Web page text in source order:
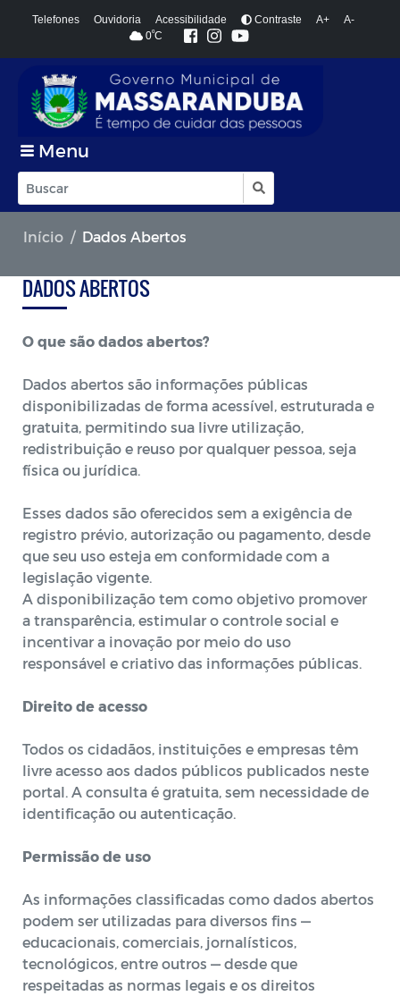
Telefones Ouvidoria Acessibilidade Contraste A+
A-
0ºC
Menu
Início Dados Abertos
DADOS ABERTOS
O que são dados abertos?
Dados abertos são informações públicas
disponibilizadas de forma acessível, estruturada e
gratuita, permitindo sua livre utilização,
redistribuição e reuso por qualquer pessoa, seja
física ou jurídica.
Esses dados são oferecidos sem a exigência de
registro prévio, autorização ou pagamento, desde
que seu uso esteja em conformidade com a
legislação vigente.
A disponibilização tem como objetivo promover
a transparência, estimular o controle social e
incentivar a inovação por meio do uso
responsável e criativo das informações públicas.
Direito de acesso
Todos os cidadãos, instituições e empresas têm
livre acesso aos dados públicos publicados neste
portal. A consulta é gratuita, sem necessidade de
identificação ou autenticação.
Permissão de uso
As informações classificadas como dados abertos
podem ser utilizadas para diversos fins —
educacionais, comerciais, jornalísticos,
tecnológicos, entre outros — desde que
respeitadas as normas legais e os direitos